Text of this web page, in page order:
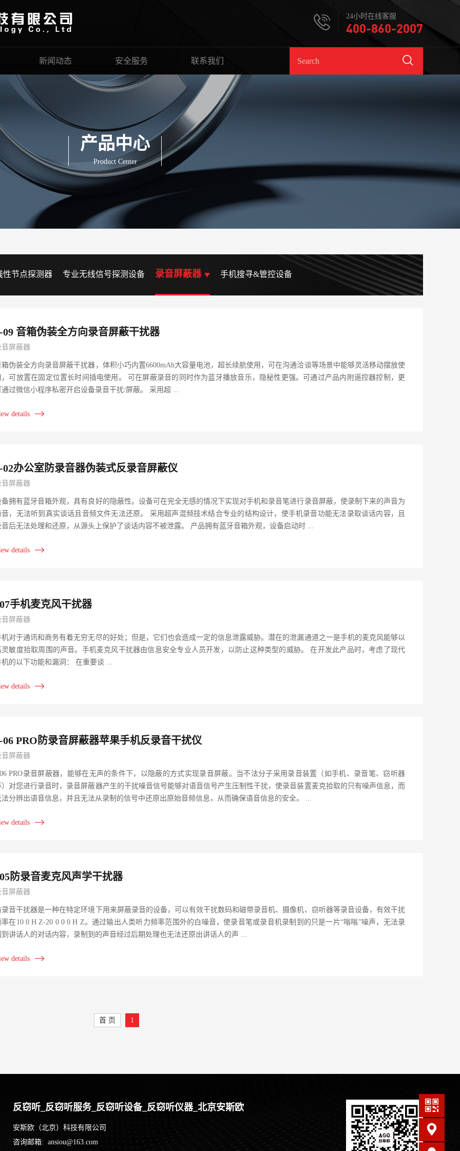
24小时在线客服
400-860-2007
新闻动态 安全服务 联系我们
产品中心
Product Center
性节点探测器 专业无线信号探测设备 录音屏蔽器 手机搜寻&管控设备
09 音箱伪装全方向录音屏蔽干扰器
音屏蔽器
箱伪装全方向录音屏蔽干扰器，体积小巧内置6600mAh大容量电池，超长续航使用，可在沟通洽谈等场景中能够灵活移动摆放使
，可放置在固定位置长时间插电使用。 可在屏蔽录音的同时作为蓝牙播放音乐，隐秘性更强。可通过产品内附遥控器控制，更
通过微信小程序私密开启设备录音干扰/屏蔽。 采用超 ...
details
02办公室防录音器伪装式反录音屏蔽仪
音屏蔽器
备拥有蓝牙音箱外观，具有良好的隐蔽性。设备可在完全无感的情况下实现对手机和录音笔进行录音屏蔽，使录制下来的声音为
音，无法听到真实谈话且音频文件无法还原。 采用超声混频技术结合专业的结构设计，使手机录音功能无法录取谈话内容，且
音后无法处理和还原，从源头上保护了谈话内容不被泄露。 产品拥有蓝牙音箱外观，设备启动时 ...
details
手机麦克风干扰器
音屏蔽器
机对于通讯和商务有着无穷无尽的好处；但是，它们也会造成一定的信息泄露威胁。潜在的泄漏通道之一是手机的麦克风能够以
灵敏度拾取周围的声音。手机麦克风干扰器由信息安全专业人员开发，以防止这种类型的威胁。 在开发此产品时，考虑了现代
机的以下功能和漏洞： 在重要谈 ...
details
06 PRO防录音屏蔽器苹果手机反录音干扰仪
音屏蔽器
PRO录音屏蔽器，能够在无声的条件下，以隐蔽的方式实现录音屏蔽。当不法分子采用录音装置（如手机、录音笔、窃听器
）对您进行录音时，录音屏蔽器产生的干扰噪音信号能够对语音信号产生压制性干扰，使录音装置麦克拾取的只有噪声信息，而
法分辨出语音信息，并且无法从录制的信号中还原出原始音频信息，从而确保语音信息的安全。 ...
details
防录音麦克风声学干扰器
音屏蔽器
录音干扰器是一种在特定环境下用来屏蔽录音的设备，可以有效干扰数码和磁带录音机、摄像机、窃听器等录音设备，有效干扰
率在10 0 H Z-20 0 0 0 H Z。通过输出人类听力频率范围外的白噪音，使录音笔或录音机录制到的只是一片“嗡嗡”噪声，无法录
到讲话人的对话内容，录制到的声音经过后期处理也无法还原出讲话人的声 ...
details
首 页 1
反窃听_反窃听服务_反窃听设备_反窃听仪器_北京安斯欧
安斯欧（北京）科技有限公司
咨询邮箱: ansiou@163.com